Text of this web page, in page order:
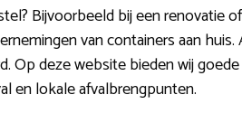
Bijvoorbeeld bij een renovatie
van containers aan
Op deze website bieden wij
en lokale afvalbrengpunten.